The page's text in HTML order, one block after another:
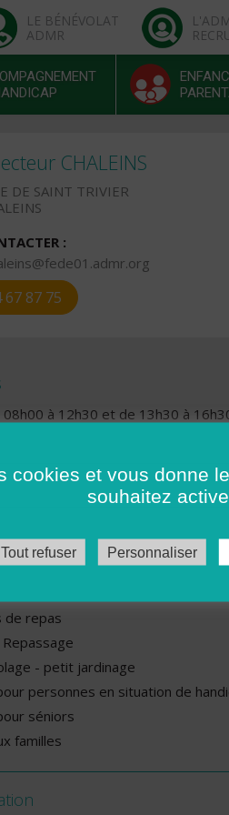
LE BÉNÉVOLAT
ADMR
CHALEINS
DE SAINT TRIVIER
:
67 87 75
08h00 à 12h30 et de 13h30 à
08h00 à 12h30 et de 13h30 à 16h30
proposés par cette
de repas
- petit jardinage
personnes en situation de
séniors
familles
cookies et vous donne
souhaitez
Tout refuser Personnaliser